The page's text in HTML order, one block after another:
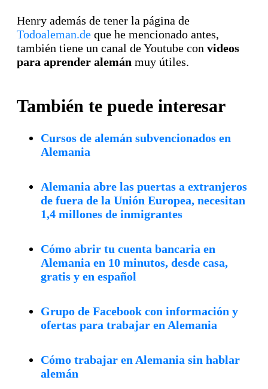
Henry además de tener la página de
Todoaleman.de que he mencionado antes,
también tiene un canal de Youtube con videos
para aprender alemán muy útiles.
También te puede interesar
Cursos de alemán subvencionados en
Alemania
Alemania abre las puertas a extranjeros
de fuera de la Unión Europea, necesitan
1,4 millones de inmigrantes
Cómo abrir tu cuenta bancaria en
Alemania en 10 minutos, desde casa,
gratis y en español
Grupo de Facebook con información y
ofertas para trabajar en Alemania
Cómo trabajar en Alemania sin hablar
alemán